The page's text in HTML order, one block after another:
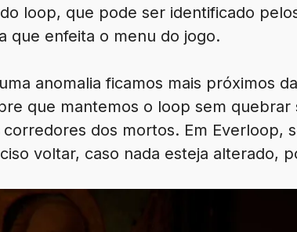
loop, que pode ser identificado
que enfeita o menu do jogo.
anomalia ficamos mais próximos
que mantemos o loop sem quebrar
dos mortos. Em Everloop,
voltar, caso nada esteja alterado,